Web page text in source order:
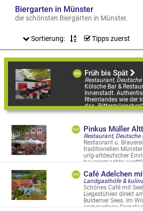
Biergarten in Münster
die schönsten Biergärten in Münster.
Sortierung: Tipps zuerst
Früh bis Spät
Kölsche Bar &
Innenstadt.
Rheinlandes wie der
das
Alter Steinweg 31
Pinkus Müller
Restaurant u.
traditionellen
urig-altdeutscher
hausgemachte
Kreuzstr. 4-10
Café Adelchen
Schönes Café mit
Liegestühlen direkt
Bulderner Sees. Im
sommertags